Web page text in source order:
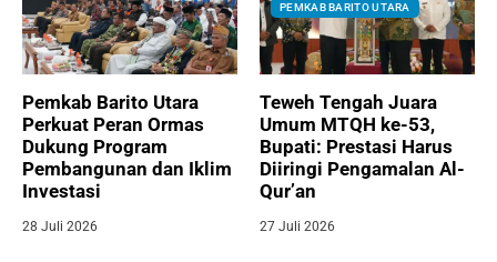
Pemkab Barito Utara
Perkuat Peran Ormas
Dukung Program
Pembangunan dan Iklim
Investasi
28 Juli 2026
PEMKAB BARITO UTARA
Teweh Tengah Juara
Umum MTQH ke-53,
Bupati: Prestasi Harus
Diiringi Pengamalan Al-
Qur’an
27 Juli 2026